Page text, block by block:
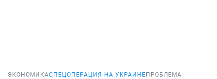
ЭКОНОМИКАСПЕЦОПЕРАЦИЯ НА УКРАИНЕ ПРОБЛЕМА